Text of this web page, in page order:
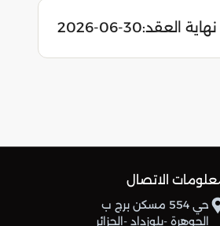
نهاية العقد:2026-06-30
الاتصال
حي 554 مسكن برج ب
الجوهرة -بلوزداد -الجزائر